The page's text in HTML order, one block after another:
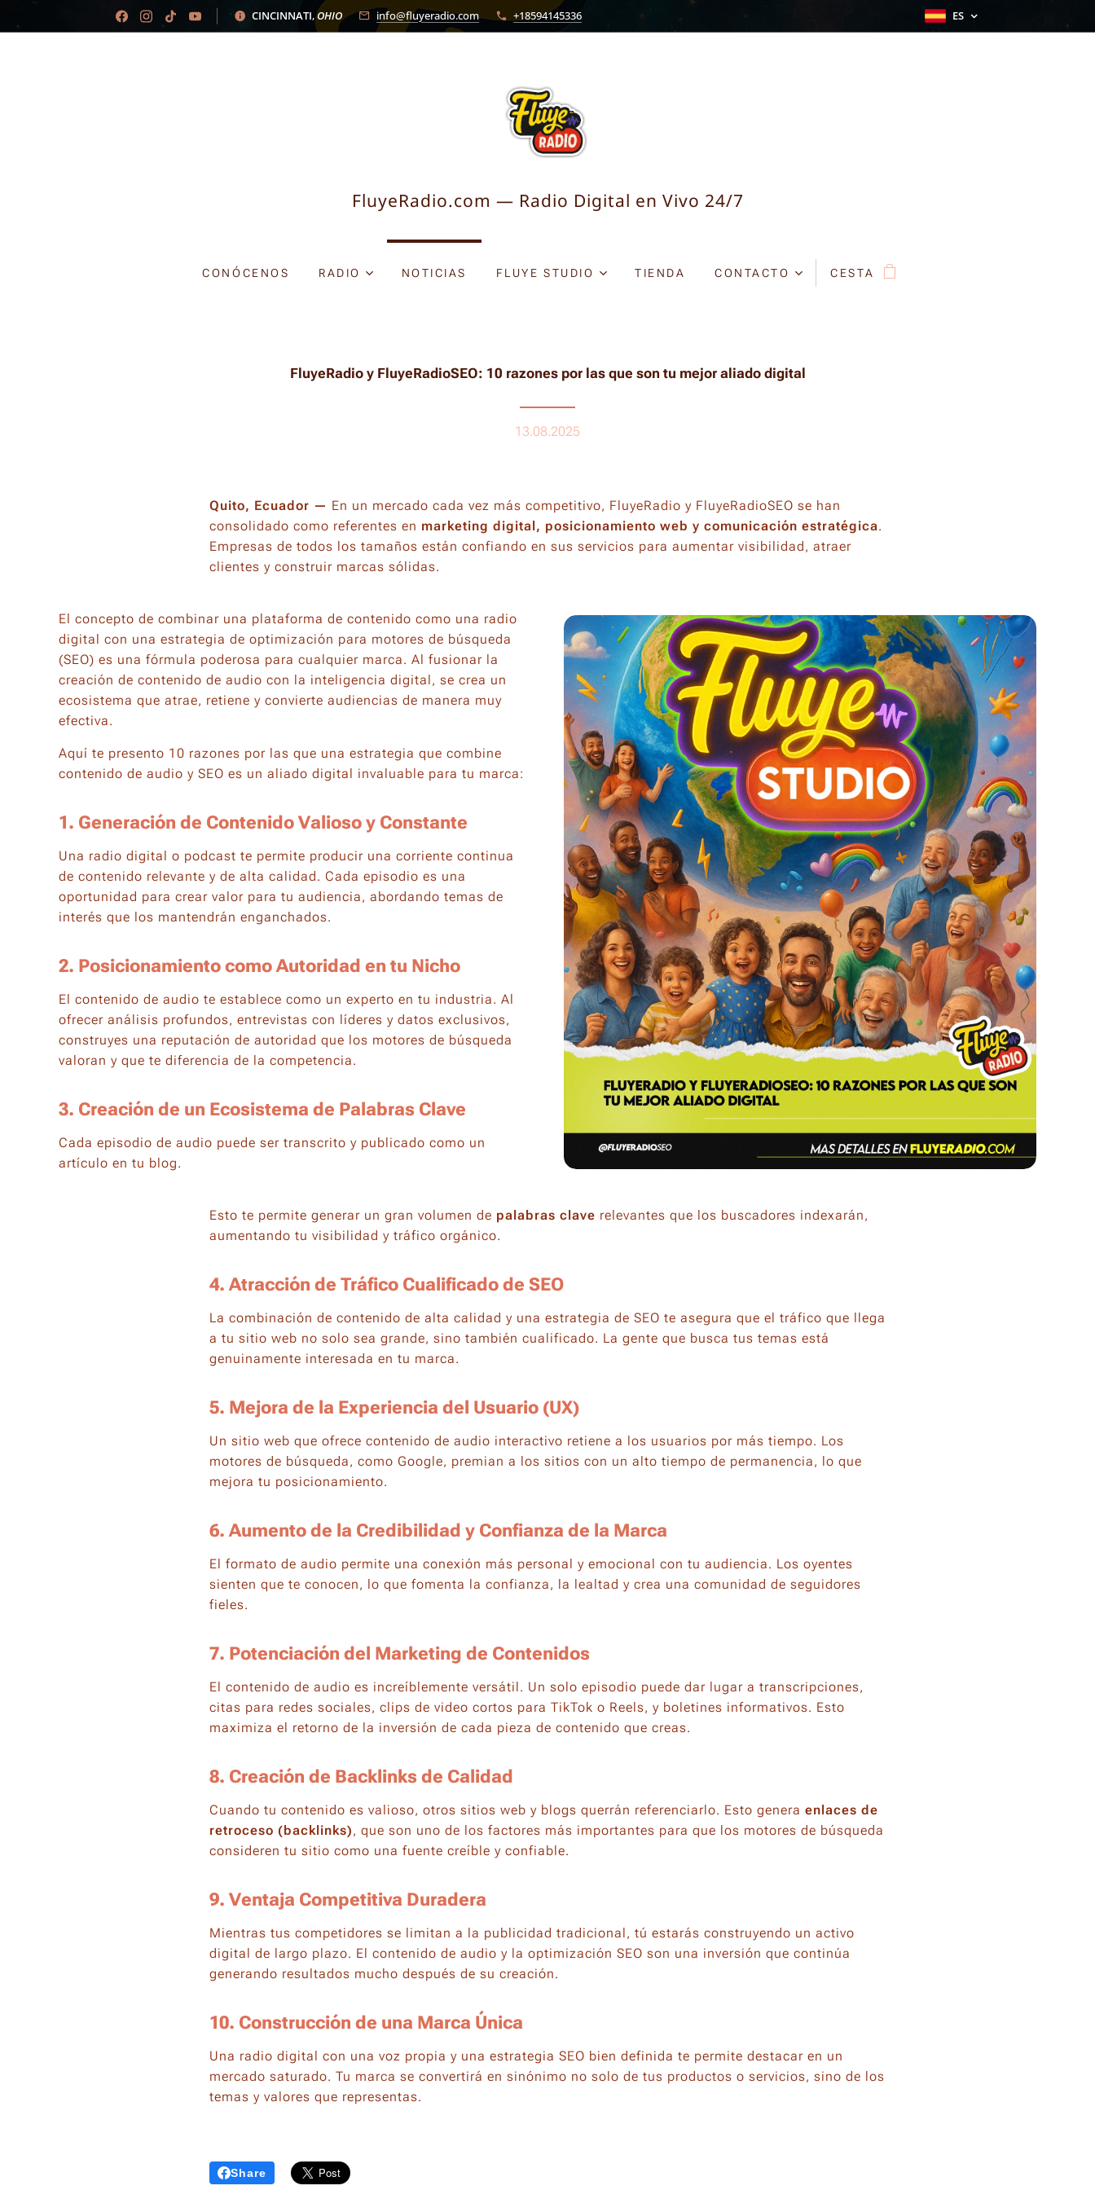
CINCINNATI,OHIO info@fluyeradio.com +18594145336 ES
FluyeRadio.com — Radio Digital en Vivo 24/7
CONÓCENOS RADIO NOTICIAS FLUYE STUDIO TIENDA CONTACTO CESTA
FluyeRadio y FluyeRadioSEO: 10 razones por las que son tu mejor aliado digital
13.08.2025
Quito, Ecuador — En un mercado cada vez más competitivo, FluyeRadio y FluyeRadioSEO se han
consolidado como referentes en marketing digital, posicionamiento web y comunicación estratégica.
Empresas de todos los tamaños están confiando en sus servicios para aumentar visibilidad, atraer
clientes y construir marcas sólidas.
El concepto de combinar una plataforma de contenido como una radio
digital con una estrategia de optimización para motores de búsqueda
(SEO) es una fórmula poderosa para cualquier marca. Al fusionar la
creación de contenido de audio con la inteligencia digital, se crea un
ecosistema que atrae, retiene y convierte audiencias de manera muy
efectiva.
Aquí te presento 10 razones por las que una estrategia que combine
contenido de audio y SEO es un aliado digital invaluable para tu marca:
1. Generación de Contenido Valioso y Constante
Una radio digital o podcast te permite producir una corriente continua
de contenido relevante y de alta calidad. Cada episodio es una
oportunidad para crear valor para tu audiencia, abordando temas de
interés que los mantendrán enganchados.
2. Posicionamiento como Autoridad en tu Nicho
El contenido de audio te establece como un experto en tu industria. Al
ofrecer análisis profundos, entrevistas con líderes y datos exclusivos,
construyes una reputación de autoridad que los motores de búsqueda
valoran y que te diferencia de la competencia.
3. Creación de un Ecosistema de Palabras Clave
Cada episodio de audio puede ser transcrito y publicado como un
artículo en tu blog.
Esto te permite generar un gran volumen de palabras clave relevantes que los buscadores indexarán,
aumentando tu visibilidad y tráfico orgánico.
4. Atracción de Tráfico Cualificado de SEO
La combinación de contenido de alta calidad y una estrategia de SEO te asegura que el tráfico que llega
a tu sitio web no solo sea grande, sino también cualificado. La gente que busca tus temas está
genuinamente interesada en tu marca.
5. Mejora de la Experiencia del Usuario (UX)
Un sitio web que ofrece contenido de audio interactivo retiene a los usuarios por más tiempo. Los
motores de búsqueda, como Google, premian a los sitios con un alto tiempo de permanencia, lo que
mejora tu posicionamiento.
6. Aumento de la Credibilidad y Confianza de la Marca
El formato de audio permite una conexión más personal y emocional con tu audiencia. Los oyentes
sienten que te conocen, lo que fomenta la confianza, la lealtad y crea una comunidad de seguidores
fieles.
7. Potenciación del Marketing de Contenidos
El contenido de audio es increíblemente versátil. Un solo episodio puede dar lugar a transcripciones,
citas para redes sociales, clips de video cortos para TikTok o Reels, y boletines informativos. Esto
maximiza el retorno de la inversión de cada pieza de contenido que creas.
8. Creación de Backlinks de Calidad
Cuando tu contenido es valioso, otros sitios web y blogs querrán referenciarlo. Esto genera enlaces de
retroceso (backlinks), que son uno de los factores más importantes para que los motores de búsqueda
consideren tu sitio como una fuente creíble y confiable.
9. Ventaja Competitiva Duradera
Mientras tus competidores se limitan a la publicidad tradicional, tú estarás construyendo un activo
digital de largo plazo. El contenido de audio y la optimización SEO son una inversión que continúa
generando resultados mucho después de su creación.
10. Construcción de una Marca Única
Una radio digital con una voz propia y una estrategia SEO bien definida te permite destacar en un
mercado saturado. Tu marca se convertirá en sinónimo no solo de tus productos o servicios, sino de los
temas y valores que representas.
Share